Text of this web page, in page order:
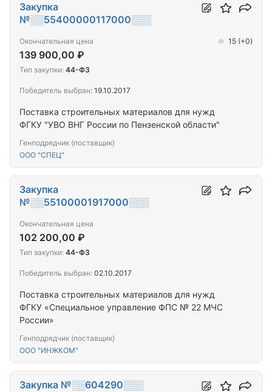
Поставка строительных материалов для нужд
ФГКУ "УВО ВНГ России по Пензенской области"
Генподрядчик (поставщик)
ООО "СПЕЦ"
Закупка
№░░55400000117000░░░
Окончательная цена
139 900,00 ₽
15 (+0)
Тип закупки: 44-ФЗ
Победитель выбран: 19.10.2017
Поставка строительных материалов для нужд
ФГКУ «Специальное управление ФПС № 22 МЧС
России»
Генподрядчик (поставщик)
ООО "ИНЖКОМ"
Закупка
№░░55100001917000░░░
Окончательная цена
102 200,00 ₽
Тип закупки: 44-ФЗ
Победитель выбран: 02.10.2017
Закупка №░░604290░░░